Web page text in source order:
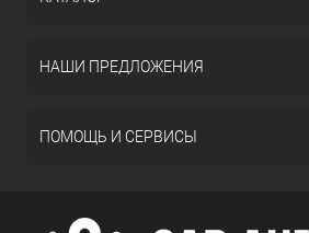
НАШИ ПРЕДЛОЖЕНИЯ
ПОМОЩЬ И СЕРВИСЫ